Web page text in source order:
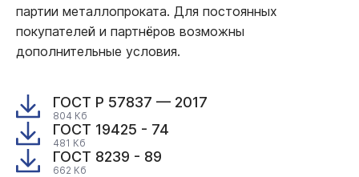
партии металлопроката. Для постоянных
покупателей и партнёров возможны
дополнительные условия.
ГОСТ Р 57837 — 2017
804 Кб
ГОСТ 19425 - 74
481 Кб
ГОСТ 8239 - 89
662 Кб